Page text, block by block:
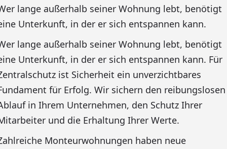
lange außerhalb seiner Wohnung lebt, benötigt
Unterkunft, in der er sich entspannen kann.
lange außerhalb seiner Wohnung lebt, benötigt
Unterkunft, in der er sich entspannen kann. Für
ist Sicherheit ein unverzichtbares
für Erfolg. Wir sichern den reibungslosen
in Ihrem Unternehmen, den Schutz Ihrer
und die Erhaltung Ihrer Werte.
Monteurwohnungen haben neue